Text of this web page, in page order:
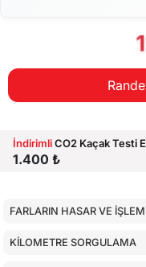
İndirimliCO2 Kaçak Testi
1.400 ₺
FARLARIN HASAR VE
KİLOMETRE SORGULAMA